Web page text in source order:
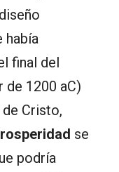
había
final del
1200 aC)
Cristo,
se
podría